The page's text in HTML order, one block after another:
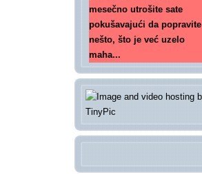
mesečno utrošite sate
pokušavajući da popravite
nešto, što je već uzelo
maha...